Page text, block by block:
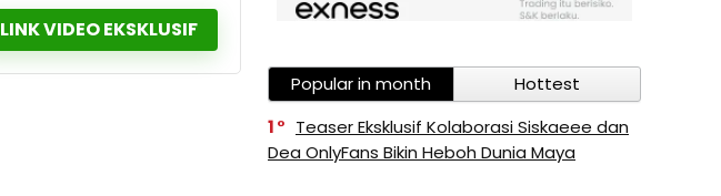
LINK VIDEO EKSKLUSIF
Popular in month
Hottest
1
Teaser Eksklusif Kolaborasi Siskaeee dan
Dea OnlyFans Bikin Heboh Dunia Maya